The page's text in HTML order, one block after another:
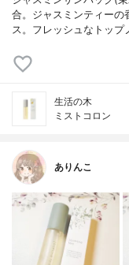
合。ジャスミンティーの
ス。フレッシュなトップ
生活の木
ミストコロン
ありんこ